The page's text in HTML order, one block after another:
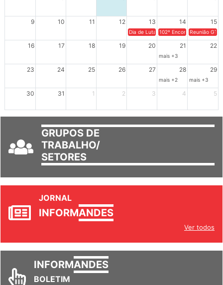
9 10 11 12 13 14 15
Dia de Luta em Defesa de Cuba e da
102º Encontro da
Reunião
16 17 18 19 20 21 22
mais +3
23 24 25 26 27 28 29
mais +2 mais +3
30 31 1 2 3 4 5
GRUPOS DE
TRABALHO/
SETORES
JORNAL
INFORMANDES
Ver todos
INFORMANDES
BOLETIM